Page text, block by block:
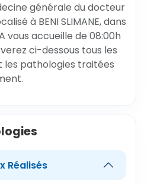
générale du docteur
à BENI SLIMANE, dans
vous accueille de 08:00h
ci-dessous tous les
pathologies traitées
Réalisés